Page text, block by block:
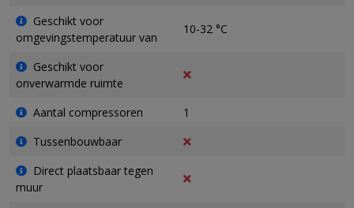
Geschikt voor
omgevingstemperatuur van
10-32 °C
Geschikt voor
onverwarmde ruimte
Aantal compressoren
1
Tussenbouwbaar
Direct plaatsbaar tegen
muur